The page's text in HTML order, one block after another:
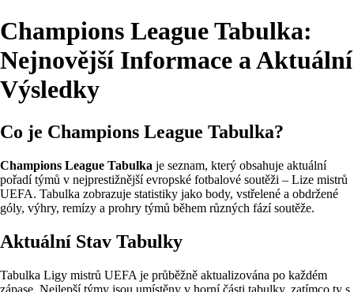
Champions League Tabulka:
Nejnovější Informace a Aktuální
Výsledky
Co je Champions League Tabulka?
Champions League Tabulka je seznam, který obsahuje aktuální
pořadí týmů v nejprestižnější evropské fotbalové soutěži – Lize mistrů
UEFA. Tabulka zobrazuje statistiky jako body, vstřelené a obdržené
góly, výhry, remízy a prohry týmů během různých fází soutěže.
Aktuální Stav Tabulky
Tabulka Ligy mistrů UEFA je průběžně aktualizována po každém
zápase. Nejlepší týmy jsou umístěny v horní části tabulky, zatímco ty s